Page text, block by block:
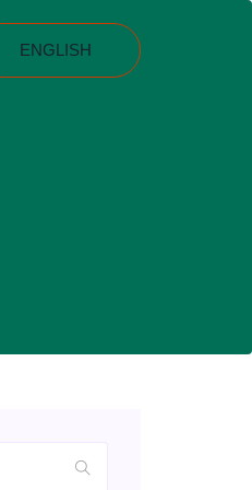
ENGLISH